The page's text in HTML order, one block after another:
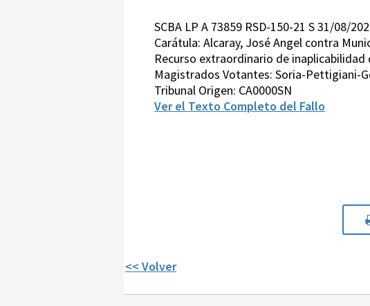
SCBA LP A 73859 RSD-150-21 S 31/08/
Carátula: Alcaray, José Angel contra
Recurso extraordinario de inaplicabilidad
Magistrados Votantes: Soria-Pettigiani-
Tribunal Origen: CA0000SN
Ver el Texto Completo del Fallo
<< Volver